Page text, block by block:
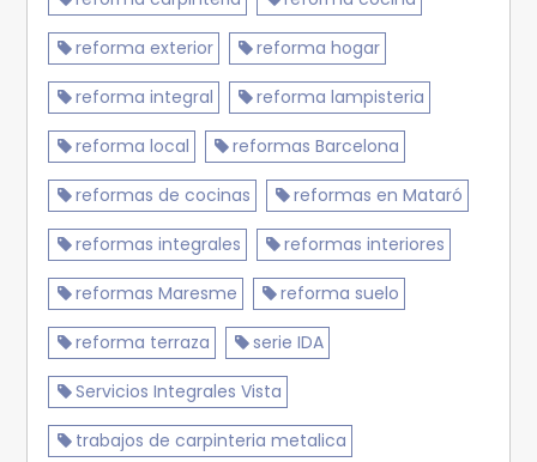
reforma exterior reforma hogar
reforma integral reforma lampisteria
reforma local reformas Barcelona
reformas de cocinas reformas en Mataró
reformas integrales reformas interiores
reformas Maresme reforma suelo
reforma terraza serie IDA
Servicios Integrales Vista
trabajos de carpinteria metalica